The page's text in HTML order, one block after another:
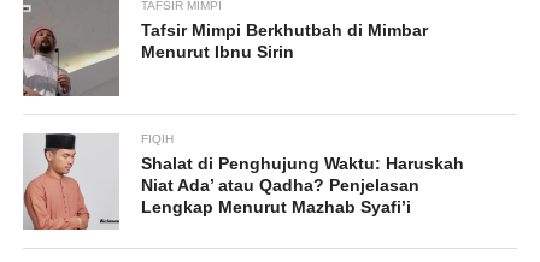
TAFSIR MIMPI
Tafsir Mimpi Berkhutbah di Mimbar
Menurut Ibnu Sirin
FIQIH
Shalat di Penghujung Waktu: Haruskah
Niat Ada’ atau Qadha? Penjelasan
Lengkap Menurut Mazhab Syafi’i